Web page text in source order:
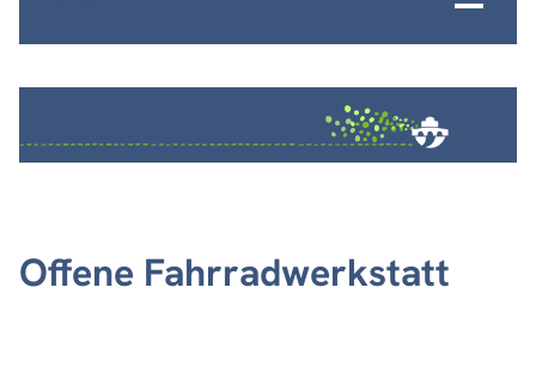
Offene Fahrradwerkstatt